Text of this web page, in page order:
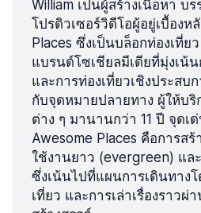
William เป็นผู้สร้างเนื้อหา บ
โปรดิวเซอร์วิดีโอผู้อยู่เบื้องห
Places ซึ่งเป็นบล็อกท่องเที่ย
แบรนด์โซเชียลมีเดียที่มุ่งเน้
และการท่องเที่ยวเชิงประส
กับจุดหมายปลายทาง ผู้ให้บ
ต่าง ๆ มานานกว่า 11 ปี จุดเ
Awesome Places คือการส
ใช้งานยาว (evergreen) แล
ซึ่งเน้นไปที่แผนการเดินทาง
เที่ยว และการเล่าเรื่องราวผ่